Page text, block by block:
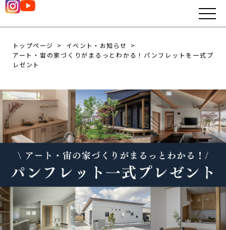
トップページ
イベント・お知らせ
アート・宙の家づくりがまるっとわかる！パンフレットを一式プ
レゼント